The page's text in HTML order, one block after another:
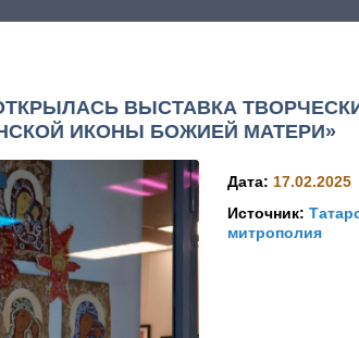
ВЫСТАВКА
ИКОНЫ БОЖИЕЙ МАТЕРИ»
Дата: 17.02.2025
Источник:
митрополия